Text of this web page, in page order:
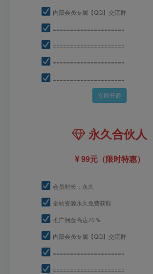
内部会员专属【QQ】交流群
=====================
=====================
=====================
=====================
立即开通
永久合伙人
99元（限时特惠）
会员时长：永久
全站资源永久免费获取
推广佣金高达70％
内部会员专属【QQ】交流群
=====================
=====================